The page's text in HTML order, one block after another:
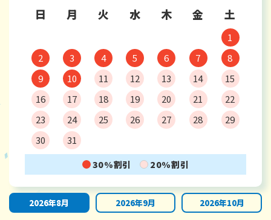
日 月 火 水 木 金 土
1
2
3 4 5 6 7
8
9
10 11 12 13 14
15
16
17 18 19 20 21
22
23
24 25 26 27 28
29
30
31
30%割引 20%割引
2026年8月 2026年9月 2026年10月